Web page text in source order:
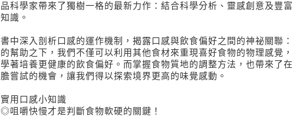
品科學家帶來了獨樹一格的最新力作：結合科學分析、靈感創意及豐
知識。
書中深入剖析口感的運作機制，揭露口感與飲食偏好之間的神祕關聯
的幫助之下，我們不僅可以利用其他食材來重現喜好食物的物理感覺
學著培養更健康的飲食偏好。而掌握食物質地的調整方法，也帶來了
膽嘗試的機會，讓我們得以探索境界更高的味覺感動。
實用口感小知識
◎咀嚼快慢才是判斷食物軟硬的關鍵！